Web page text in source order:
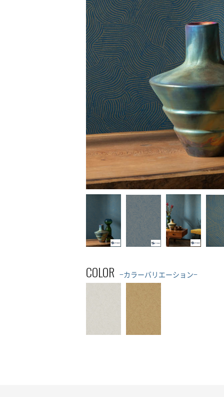
COLOR −カラーバリエーション−